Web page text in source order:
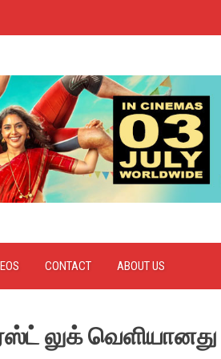
CONTACT ABOUT US
லுக் வெளியானது